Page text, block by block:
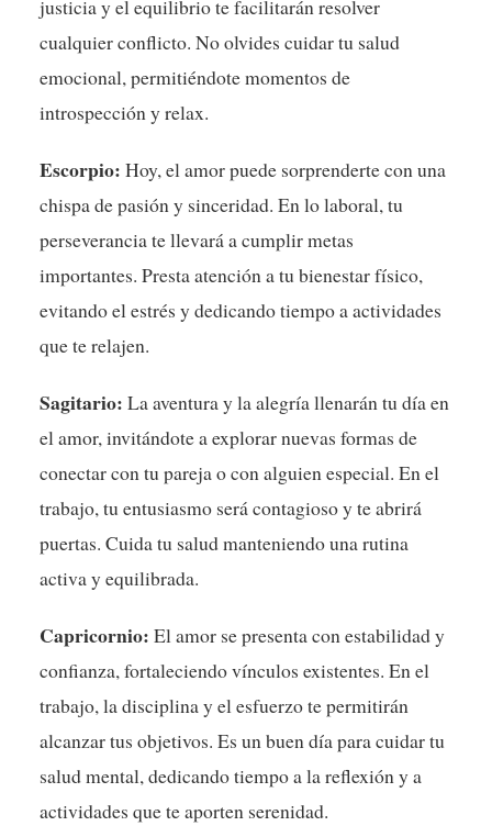
justicia y el equilibrio te facilitarán resolver
cualquier conflicto. No olvides cuidar tu salud
emocional, permitiéndote momentos de
introspección y relax.
Escorpio: Hoy, el amor puede sorprenderte con una
chispa de pasión y sinceridad. En lo laboral, tu
perseverancia te llevará a cumplir metas
importantes. Presta atención a tu bienestar físico,
evitando el estrés y dedicando tiempo a actividades
que te relajen.
Sagitario: La aventura y la alegría llenarán tu día en
el amor, invitándote a explorar nuevas formas de
conectar con tu pareja o con alguien especial. En el
trabajo, tu entusiasmo será contagioso y te abrirá
puertas. Cuida tu salud manteniendo una rutina
activa y equilibrada.
Capricornio: El amor se presenta con estabilidad y
confianza, fortaleciendo vínculos existentes. En el
trabajo, la disciplina y el esfuerzo te permitirán
alcanzar tus objetivos. Es un buen día para cuidar tu
salud mental, dedicando tiempo a la reflexión y a
actividades que te aporten serenidad.